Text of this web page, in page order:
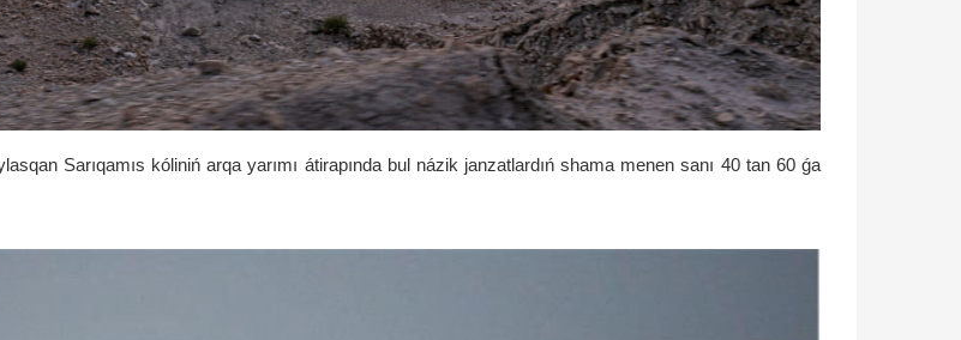
Sarıqamıs kóliniń arqa yarımı átirapında bul názik janzatlardıń shama menen sanı 40 tan 60 ǵa